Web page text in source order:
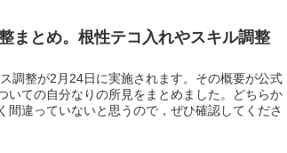
まとめ。根性テコ入れやスキル調整
調整が2月24日に実施されます。その概要が公式
いての自分なりの所見をまとめました。どちらか
間違っていないと思うので，ぜひ確認してくださ